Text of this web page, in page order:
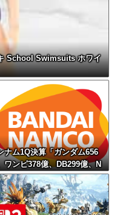
School Swimsuits ホワイ
ナム1Q決算「ガンダム656
ワンピ378億、DB299億、N
億、仮面ライダー71
アンパンマン28億」